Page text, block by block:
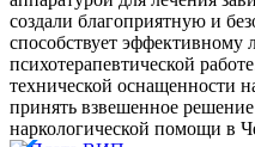
создали благоприятную и
способствует эффективному
психотерапевтической
технической оснащенности
принять взвешенное
наркологической помощи в